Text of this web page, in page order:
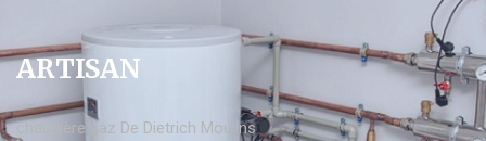
ARTISAN
chaudière gaz De Dietrich Moulins